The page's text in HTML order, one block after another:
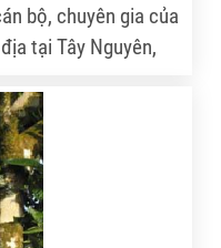
bộ, chuyên gia của
tại Tây Nguyên,